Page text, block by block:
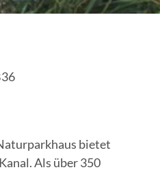
bietet
Als über 350